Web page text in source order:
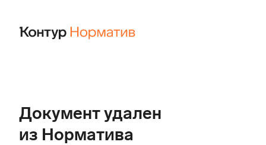
Документ удален
из Норматива